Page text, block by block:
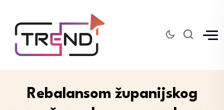
Rebalansom županijskog